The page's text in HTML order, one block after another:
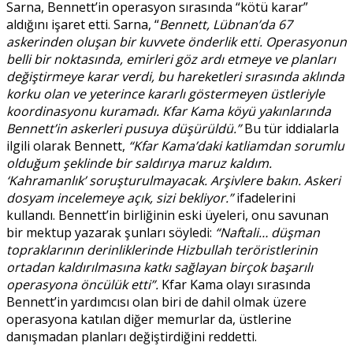
Sarna, Bennett’in operasyon sırasında “kötü karar”
aldığını işaret etti. Sarna, “Bennett, Lübnan’da 67
askerinden oluşan bir kuvvete önderlik etti. Operasyonun
belli bir noktasında, emirleri göz ardı etmeye ve planları
değiştirmeye karar verdi, bu hareketleri sırasında aklında
korku olan ve yeterince kararlı göstermeyen üstleriyle
koordinasyonu kuramadı. Kfar Kama köyü yakınlarında
Bennett’in askerleri pusuya düşürüldü.”Bu tür iddialarla
ilgili olarak Bennett, “Kfar Kama’daki katliamdan sorumlu
olduğum şeklinde bir saldırıya maruz kaldım.
‘Kahramanlık’ soruşturulmayacak. Arşivlere bakın. Askeri
dosyam incelemeye açık, sizi bekliyor.”ifadelerini
kullandı. Bennett’in birliğinin eski üyeleri, onu savunan
bir mektup yazarak şunları söyledi: “Naftali… düşman
topraklarının derinliklerinde Hizbullah teröristlerinin
ortadan kaldırılmasına katkı sağlayan birçok başarılı
operasyona öncülük etti”. Kfar Kama olayı sırasında
Bennett’in yardımcısı olan biri de dahil olmak üzere
operasyona katılan diğer memurlar da, üstlerine
danışmadan planları değiştirdiğini reddetti.